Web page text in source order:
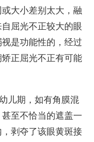
大小差别太大，融
屈光不正较大的眼
是功能性的，经过
正屈光不正有可能
儿期，如有角膜混
至不恰当的遮盖一
剥夺了该眼黄斑接